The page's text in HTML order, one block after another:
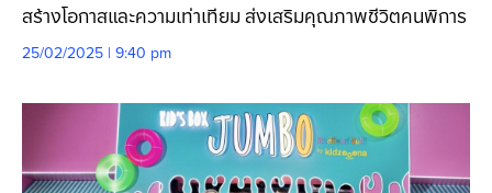
สร้างโอกาสและความเท่าเทียม ส่งเสริมคุณภาพชีวิตคนพิการ
25/02/2025 | 9:40 pm